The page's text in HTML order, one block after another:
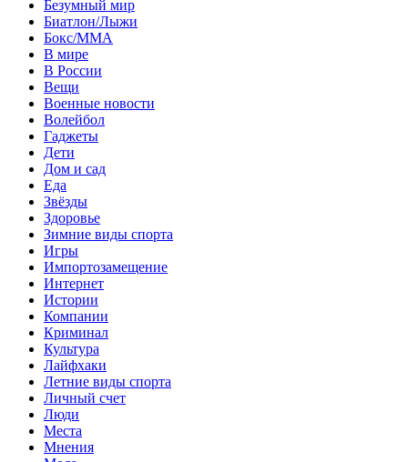
Безумный мир
Биатлон/Лыжи
Бокс/MMA
В мире
В России
Вещи
Военные новости
Волейбол
Гаджеты
Дети
Дом и сад
Еда
Звёзды
Здоровье
Зимние виды спорта
Игры
Импортозамещение
Интернет
Истории
Компании
Криминал
Культура
Лайфхаки
Летние виды спорта
Личный счет
Люди
Места
Мнения